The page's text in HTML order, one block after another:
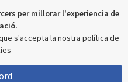
per millorar l'experiencia de
s'accepta la nostra política de